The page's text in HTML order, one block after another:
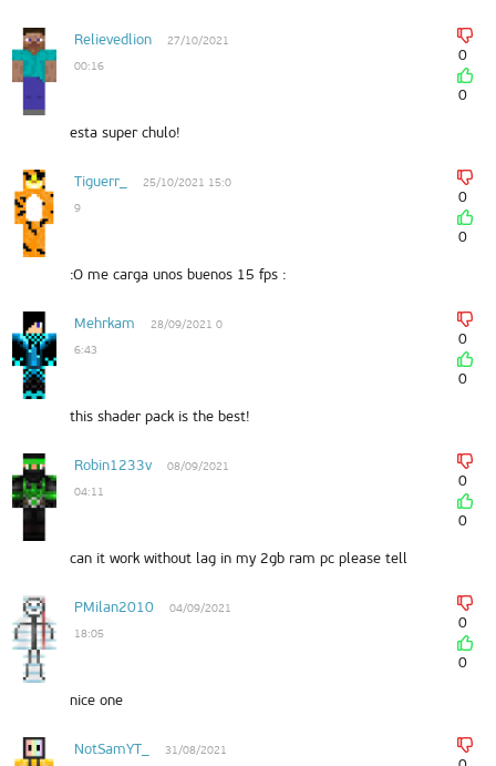
Relievedlion
27/10/2021
00:16
0
0
esta super chulo!
Tiguerr_
25/10/2021 15:0
9
0
0
:O me carga unos buenos 15 fps :
Mehrkam
28/09/2021 0
6:43
0
0
this shader pack is the best!
Robin1233v
08/09/2021
04:11
0
0
can it work without lag in my 2gb ram pc please tell
PMilan2010
04/09/2021
18:05
0
0
nice one
NotSamYT_
31/08/2021